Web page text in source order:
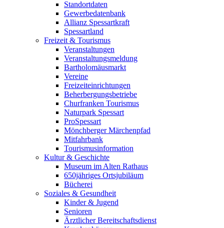
Standortdaten
Gewerbedatenbank
Allianz Spessartkraft
Spessartland
Freizeit & Tourismus
Veranstaltungen
Veranstaltungsmeldung
Bartholomäusmarkt
Vereine
Freizeiteinrichtungen
Beherbergungsbetriebe
Churfranken Tourismus
Naturpark Spessart
ProSpessart
Mönchberger Märchenpfad
Mitfahrbank
Tourismusinformation
Kultur & Geschichte
Museum im Alten Rathaus
650jähriges Ortsjubiläum
Bücherei
Soziales & Gesundheit
Kinder & Jugend
Senioren
Ärztlicher Bereitschaftsdienst